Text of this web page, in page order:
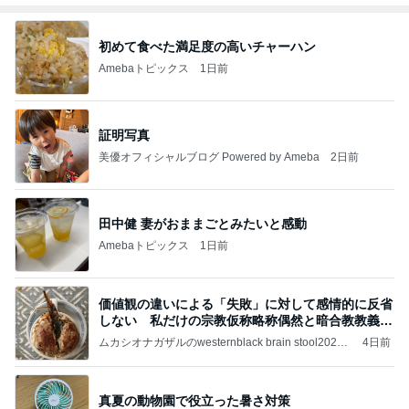
初めて食べた満足度の高いチャーハン
Amebaトピックス 1日前
証明写真
美優オフィシャルブログ Powered by Ameba 2日前
田中健 妻がおままごとみたいと感動
Amebaトピックス 1日前
価値観の違いによる「失敗」に対して感情的に反省
しない 私だけの宗教仮称略称偶然と暗合教教義候
補
ムカシオナガザルのwesternblack brain stool2024
ガザル
4日前
真夏の動物園で役立った暑さ対策